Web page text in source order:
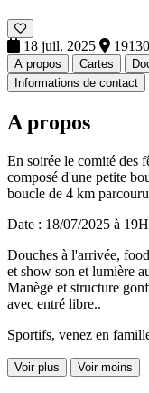
18 juil. 2025
A propos Cartes
Informations de contact
A propos
En soirée le comité des
composé d'une petite
boucle de 4 km
Date : 18/07/2025 à
Douches à l'arrivée,
et show son et lumière
Manège et structure
avec entré libre..
Sportifs, venez en
Voir plus Voir moins